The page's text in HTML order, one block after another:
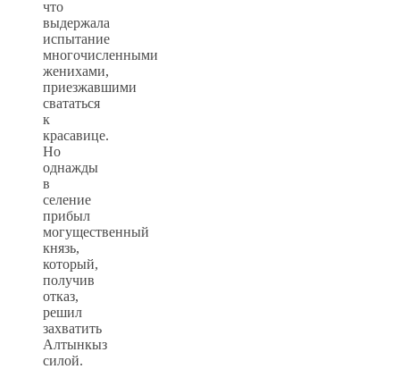
что
выдержала
испытание
многочисленными
женихами,
приезжавшими
свататься
к
красавице.
Но
однажды
в
селение
прибыл
могущественный
князь,
который,
получив
отказ,
решил
захватить
Алтынкыз
силой.